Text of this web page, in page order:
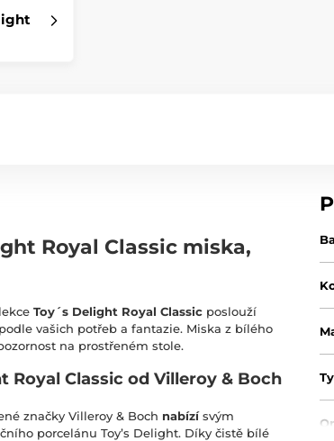
Royal Classic miska,
Toy´s Delight Royal Classic poslouží
vašich potřeb a fantazie. Miska z bílého
na prostřeném stole.
Royal Classic od Villeroy & Boch
značky Villeroy & Boch nabízísvým
porcelánu Toy’s Delight. Díky čistě bílé